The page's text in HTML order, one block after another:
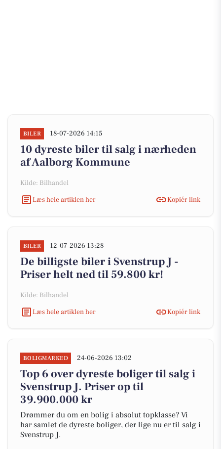
BILER 18-07-2026 14:15
10 dyreste biler til salg i nærheden
af Aalborg Kommune
Kilde: Bilhandel
Læs hele artiklen her
Kopiér link
BILER 12-07-2026 13:28
De billigste biler i Svenstrup J -
Priser helt ned til 59.800 kr!
Kilde: Bilhandel
Læs hele artiklen her
Kopiér link
BOLIGMARKED 24-06-2026 13:02
Top 6 over dyreste boliger til salg i
Svenstrup J. Priser op til
39.900.000 kr
Drømmer du om en bolig i absolut topklasse? Vi
har samlet de dyreste boliger, der lige nu er til salg i
Svenstrup J.